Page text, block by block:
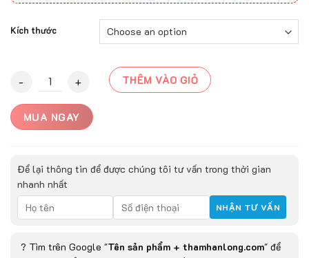
Kích thước
Thảm Lông Dài 5D-AB2501 quantity
THÊM VÀO GIỎ
MUA NGAY
Để lại thông tin để được chúng tôi tư vấn trong thời gian
nhanh nhất
? Tìm trên Google "Tên sản phẩm + thamhanlong.com" để